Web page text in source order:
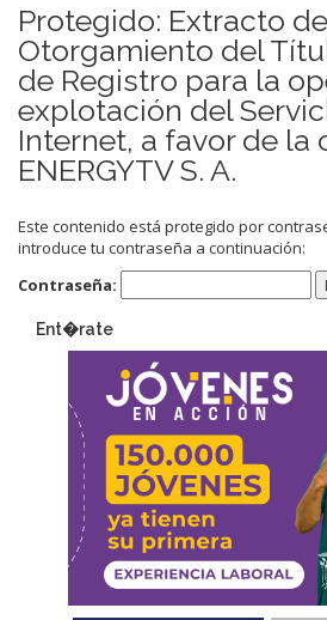
Protegido: Extracto
Otorgamiento del
de Registro para la
explotación del
Internet, a favor de la
ENERGYTV S. A.
Este contenido está protegido por
introduce tu contraseña a continuación:
Contraseña:
Ent�rate